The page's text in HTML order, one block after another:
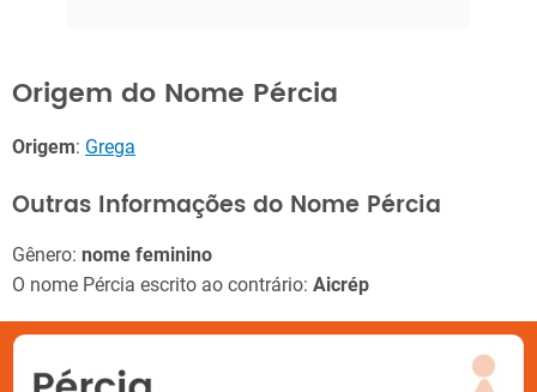
Origem do Nome Pércia
Origem: Grega
Outras Informações do Nome Pércia
Gênero: nome feminino
O nome Pércia escrito ao contrário: Aicrép